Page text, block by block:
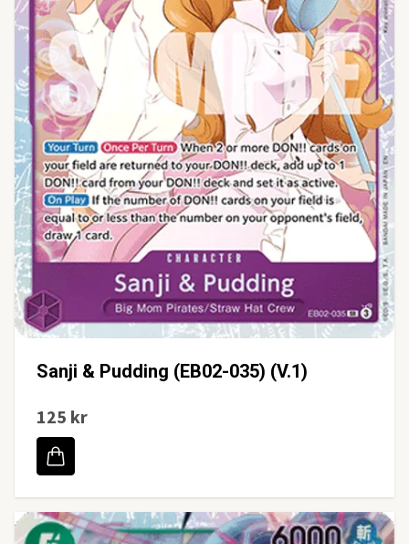
Sanji & Pudding (EB02-035) (V.1)
125 kr